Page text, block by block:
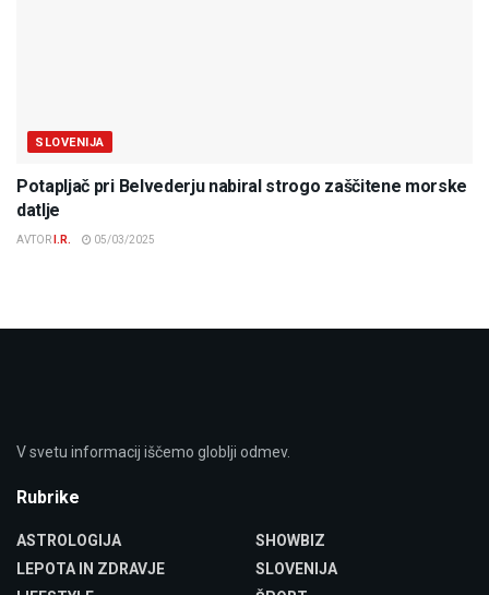
SLOVENIJA
Potapljač pri Belvederju nabiral strogo zaščitene morske
datlje
AVTOR I.R. 05/03/2025
V svetu informacij iščemo globlji odmev.
Rubrike
ASTROLOGIJA
LEPOTA IN ZDRAVJE
SHOWBIZ
SLOVENIJA